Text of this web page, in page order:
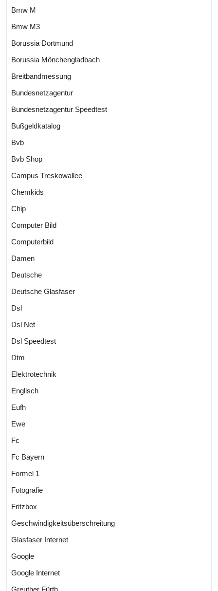
Bmw M
Bmw M3
Borussia Dortmund
Borussia Mönchengladbach
Breitbandmessung
Bundesnetzagentur
Bundesnetzagentur Speedtest
Bußgeldkatalog
Bvb
Bvb Shop
Campus Treskowallee
Chemkids
Chip
Computer Bild
Computerbild
Damen
Deutsche
Deutsche Glasfaser
Dsl
Dsl Net
Dsl Speedtest
Dtm
Elektrotechnik
Englisch
Eufh
Ewe
Fc
Fc Bayern
Formel 1
Fotografie
Fritzbox
Geschwindigkeitsüberschreitung
Glasfaser Internet
Google
Google Internet
Greuther Fürth